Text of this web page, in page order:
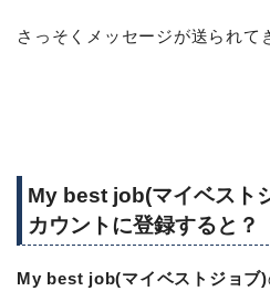
さっそくメッセージが送られて
My best job(マイベスト
カウントに登録すると？
My best job(マイベストジョブ)